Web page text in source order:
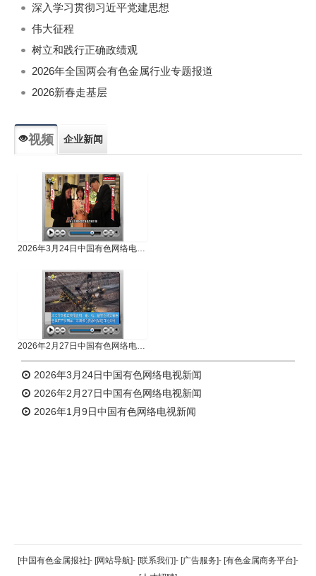
深入学习贯彻习近平党建思想
伟大征程
树立和践行正确政绩观
2026年全国两会有色金属行业专题报道
2026新春走基层
视频 企业新闻
2026年3月24日中国有色网络电视新闻
2026年2月27日中国有色网络电视新闻
2026年3月24日中国有色网络电视新闻
2026年2月27日中国有色网络电视新闻
2026年1月9日中国有色网络电视新闻
返回顶部
[中国有色金属报社]- [网站导航]- [联系我们]- [广告服务]- [有色金属商务平台]-